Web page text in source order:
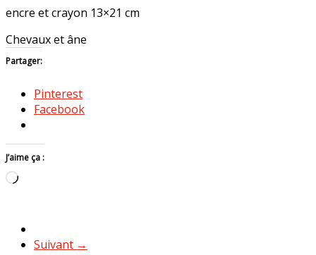
encre et crayon 13×21 cm
Chevaux et âne
Partager:
Pinterest
Facebook
J’aime ça :
Chargement…
Suivant →